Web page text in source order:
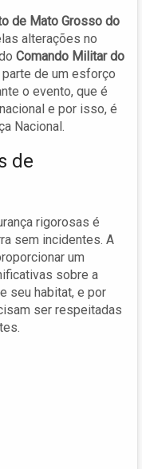
de Mato Grosso do
alterações no
Comando Militar do
de um esforço
o evento, que é
e por isso, é
Nacional.
de
rigorosas é
sem incidentes. A
um
sobre a
seu habitat, e por
ser respeitadas